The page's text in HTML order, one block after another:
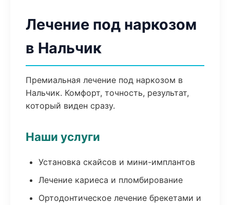
Лечение под наркозом
в Нальчик
Премиальная лечение под наркозом в
Нальчик. Комфорт, точность, результат,
который виден сразу.
Наши услуги
Установка скайсов и мини-имплантов
Лечение кариеса и пломбирование
Ортодонтическое лечение брекетами и